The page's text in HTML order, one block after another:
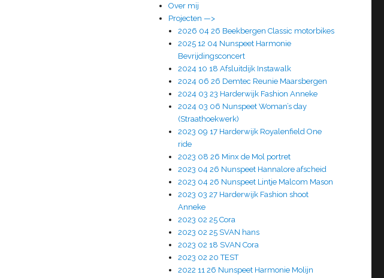
Over mij
Projecten —>
2026 04 26 Beekbergen Classic motorbikes
2025 12 04 Nunspeet Harmonie
Bevrijdingsconcert
2024 10 18 Afsluitdijk Instawalk
2024 06 26 Demtec Reunie Maarsbergen
2024 03 23 Harderwijk Fashion Anneke
2024 03 06 Nunspeet Woman’s day
(Straathoekwerk)
2023 09 17 Harderwijk Royalenfield One
ride
2023 08 26 Minx de Mol portret
2023 04 26 Nunspeet Hannalore afscheid
2023 04 26 Nunspeet Lintje Malcom Mason
2023 03 27 Harderwijk Fashion shoot
Anneke
2023 02 25 Cora
2023 02 25 SVAN hans
2023 02 18 SVAN Cora
2023 02 20 TEST
2022 11 26 Nunspeet Harmonie Molijn